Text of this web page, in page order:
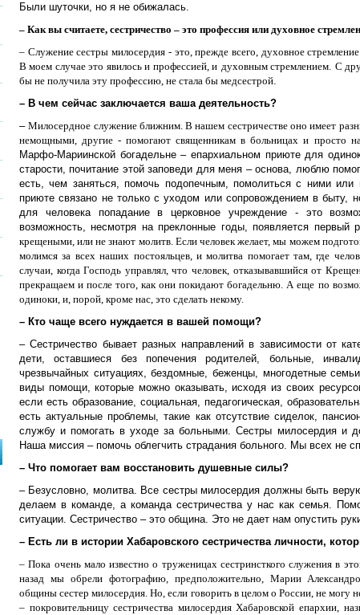
Были шуточки, но я не обижалась.
– Как вы считаете, сестричество – это профессия или духовное
– Служение сестры милосердия - это, прежде всего, духовное
В моем случаеэто явилось и профессией, и духовным стремлением. С
бы не получила эту профессию, не стала бы медсестрой.
– В чем сейчас заключается ваша деятельность?
–Милосердное служение ближним. В нашем сестричестве оно имеет
немощными, другие - помогают священникам в больницах и просто
Марфо-Мариинской богадельне – епархиальном приюте для
старости, почитание этой заповеди для меня – основа, люблю
есть, чем заняться, помочь подопечным, помолиться с ними
приюте связано не только с уходом или сопровождением в
для человека попадание в церковное учреждение - это
возможность, несмотря на преклонные годы, появляется первый
крещеными,илине знают молитв. Если человек желает, мы можем
молимся за всех наших постояльцев, и молитва помогает там, где
случаи, когда Господь управлял, что человек, отказывавшийся от
прекращаем и после того, как они покидают богадельню. А еще по
одиноки, и, порой, кроме нас, это сделать некому.
– Кто чаще всего нуждается в вашей помощи?
– Сестричество бывает разных направлений в зависимости от
дети, оставшиеся без попечения родителей, больные,
чрезвычайных ситуациях, бездомные, беженцы, многодетные
виды помощи, которые можно оказывать, исходя из своих
если есть образование, социальная, педагогическая,
есть актуальные проблемы, такие как отсутствие сиделок,
службу и помогать в уходе за больными. Сестры милосердия и
Наша миссия – помочь облегчить страдания больного. Мы всех не
– Что помогает вам восстановить душевные силы?
– Безусловно, молитва. Все сестры милосердия должны быть
делаем в команде, а команда сестричества у нас как семья.
ситуации. Сестричество – это община. Это не дает нам опустить
– Есть ли в истории Хабаровского сестричества личности,
–Пока очень мало известно о труженицах сестринсткого служения в
назад мы обрели фотографию, предположительно, Марии
общины сестер милосердия. Но, если говорить в целом о России, не могу
– покровительницу сестричества милосердия Хабаровской епархии,